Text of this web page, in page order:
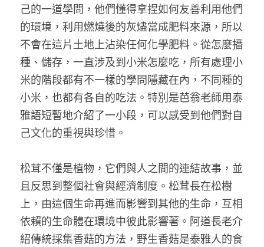
己的一道學問，他們懂得拿捏如何友善利用他們
的環境，利用燃燒後的灰燼當成肥料來源，所以
不會在這片土地上沾染任何化學肥料。從怎麼播
種、儲存，一直涉及到小米怎麼吃，所有處理小
米的階段都有不一樣的學問隱藏在內，不同種的
小米，也都有各自的吃法。特別是芭翁老師用泰
雅語短暫地介紹了一小段，可以感受到他們對自
己文化的重視與珍惜。
松茸不僅是植物，它們與人之間的連結故事，並
且反思到整個社會與經濟制度。松茸長在松樹
上，由這個生命再進而影響到其他的生命，互相
依賴的生命體在環境中彼此影響著。阿道長老介
紹傳統採集香菇的方法，野生香菇是泰雅人的食